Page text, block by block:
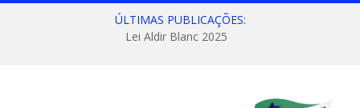
ÚLTIMAS PUBLICAÇÕES:
Lei Aldir Blanc 2025